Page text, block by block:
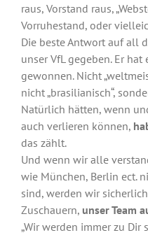
raus, Vorstand raus,
Vorruhestand, oder
Die beste Antwort auf all
unser VfL gegeben. Er
gewonnen. Nicht
nicht „brasilianisch“,
Natürlich hätten, wenn
auch verlieren können,
das zählt.
Und wenn wir alle
wie München, Berlin ect.
sind, werden wir
Zuschauern, unser Team
„Wir werden immer zu Dir